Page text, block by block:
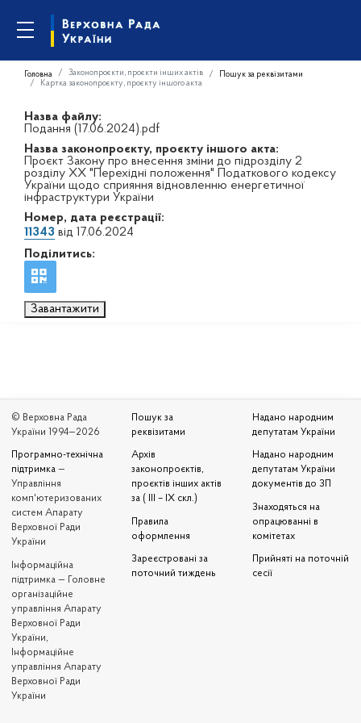
Головна Законопроєкти, проєкти інших актів
Пошук за реквізитами
Картка законопроєкту, проєкту іншого акта
Назва файлу:
Подання (17.06.2024).pdf
Назва законопроєкту, проєкту іншого акта:
Проєкт Закону про внесення зміни до підрозділу 2
розділу XX "Перехідні положення" Податкового кодексу
України щодо сприяння відновленню енергетичної
інфраструктури України
Номер, дата реєстрації:
11343 від 17.06.2024
Поділитись:
Завантажити
© Верховна Рада
України 1994—2026
Програмно-технічна
підтримка —
Управління
комп'ютеризованих
систем Апарату
Верховної Ради
України
Iнформаційна
підтримка — Головне
організаційне
управління Апарату
Верховної Ради
України,
Інформаційне
управління Апарату
Верховної Ради
України
Пошук за
реквізитами
Архів
законопроєктів,
проєктів інших актів
за ( III – IX скл.)
Правила
оформлення
Зареєстровані за
поточний тиждень
Надано народним
депутатам України
Надано народним
депутатам України
документів до ЗП
Знаходяться на
опрацюванні в
комітетах
Прийняті на поточній
сесії